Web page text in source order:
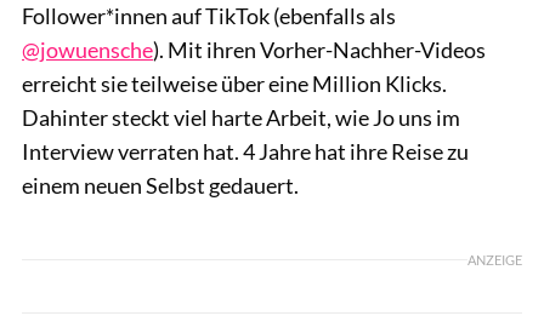
Follower*innen auf TikTok (ebenfalls als
@jowuensche). Mit ihren Vorher-Nachher-Videos
erreicht sie teilweise über eine Million Klicks.
Dahinter steckt viel harte Arbeit, wie Jo uns im
Interview verraten hat. 4 Jahre hat ihre Reise zu
einem neuen Selbst gedauert.
ANZEIGE